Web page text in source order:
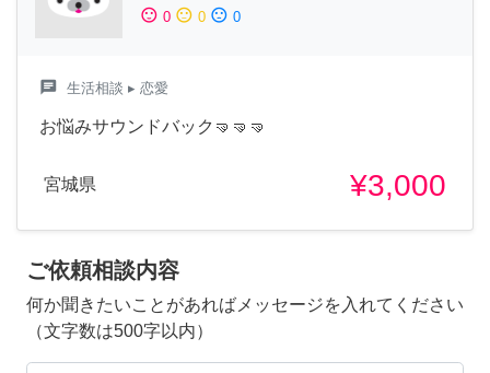
sentiment_satisfied 0 sentiment_neutral 0 sentiment_dissatisfied 0
chat 生活相談 ▸ 恋愛
お悩みサウンドバック🤜🤜🤜
宮城県 ¥3,000
ご依頼相談内容
何か聞きたいことがあればメッセージを入れてください
（文字数は500字以内）